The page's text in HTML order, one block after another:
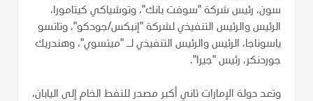
سون، رئيس شركة "سوفت بانك"، وتوشياكي كيتامورا،
الرئيس والرئيس التنفيذي لشركة "إنبكس/جودكو"، وتاتسو
ياسوناجا، الرئيس والرئيس التنفيذي لـ "ميتسوي"، وهندريك
جوردنكر، رئيس "جيرا".
وتعد دولة الإمارات ثاني أكبر مصدر للنفط الخام إلى اليابان،